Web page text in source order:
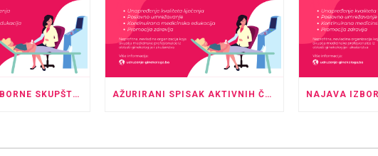
IZVJEŠTAJ SA IZBORNE SKUPŠTINE UGPTK, KOJA JE ODRŽANA U PROSTORU HOTELA “ROYAL” TUZLA SA POČETKOM U 20:00 SATI. AŽURIRANI SPISAK AKTIVNIH ČLANOVA UDRUŽENJA GINEKOLOGA I PERINATOLOGA TK – MAJ 2026.